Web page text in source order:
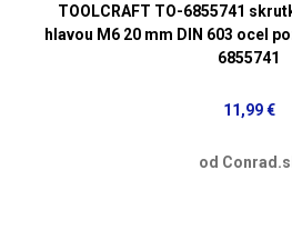
TOOLCRAFT TO-6855741
hlavou M6 20 mm DIN 603 ocel
6855741
11,99 €
od